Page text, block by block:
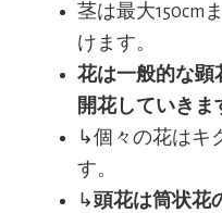
茎は最大150cm
けます。
花は一般的な顕
開花していきま
↳個々の花はキ
す。
↳頭花は筒状花